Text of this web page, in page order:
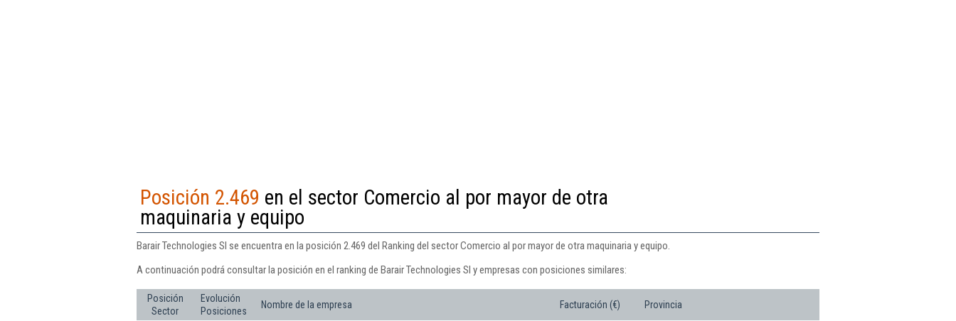
Posición 2.469 en el sector Comercio al por mayor de otra
maquinaria y equipo
Barair Technologies Sl se encuentra en la posición 2.469 del Ranking del sector Comercio al por mayor de otra maquinaria y equipo.
A continuación podrá consultar la posición en el ranking de Barair Technologies Sl y empresas con posiciones similares:
Posición
Sector
Evolución
Posiciones
Nombre de la empresa Facturación (€) Provincia